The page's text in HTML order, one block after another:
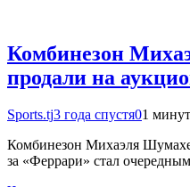
Комбинезон
продали на
Sports.tj3 года спустя01
Комбинезон Михаэля
за «Феррари» стал